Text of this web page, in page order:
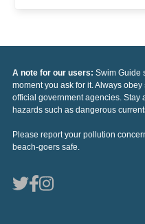
A note for our users: Swim Guide
moment you ask for it. Always
official government agencies. Stay
hazards such as dangerous
Please report your pollution
beach-goers safe.